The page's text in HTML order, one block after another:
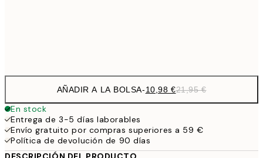
AÑADIR A LA BOLSA-10,98 €21,95 €
En stock
Entrega de 3-5 días laborables
Envío gratuito por compras superiores a 59 €
Política de devolución de 90 días